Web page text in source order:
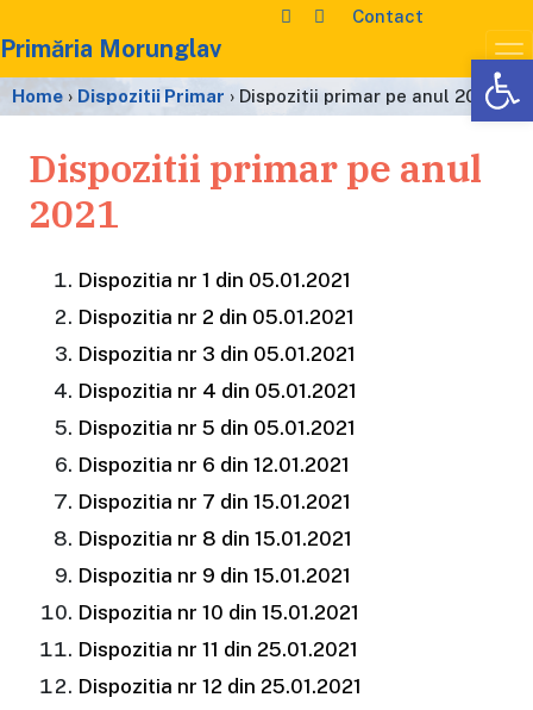
Primăria Morunglav
Home › Dispozitii Primar › Dispozitii primar pe anul 2021
Contact
Dispozitii primar pe anul
2021
Dispozitia nr 1 din 05.01.2021
Dispozitia nr 2 din 05.01.2021
Dispozitia nr 3 din 05.01.2021
Dispozitia nr 4 din 05.01.2021
Dispozitia nr 5 din 05.01.2021
Dispozitia nr 6 din 12.01.2021
Dispozitia nr 7 din 15.01.2021
Dispozitia nr 8 din 15.01.2021
Dispozitia nr 9 din 15.01.2021
Dispozitia nr 10 din 15.01.2021
Dispozitia nr 11 din 25.01.2021
Dispozitia nr 12 din 25.01.2021